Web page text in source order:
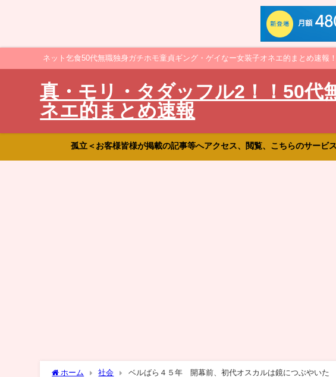
ネット乞食50代無職独身ガチホモ童貞ギング・ゲイなー女装子オネエ的まとめ速
真・モリ・タダッフル2！！50代
ネエ的まとめ速報
孤立＜お客様皆様が掲載の記事等へアクセス、閲覧、こちらのサービ
ホーム 社会 ベルばら４５年 開幕前、初代オスカルは鏡につぶやいた